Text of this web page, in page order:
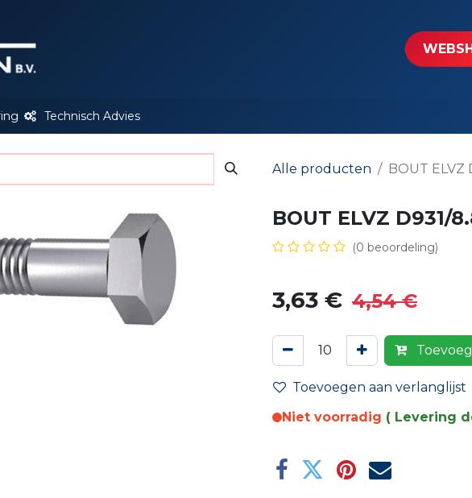
Contact
Technisch Advies
Alle producten BOUT ELVZ
BOUT ELVZ D931/
(0 beoordeling)
3,63 € 4,54€
Toevoegen aan verlanglijst
Niet voorradig ( Levering